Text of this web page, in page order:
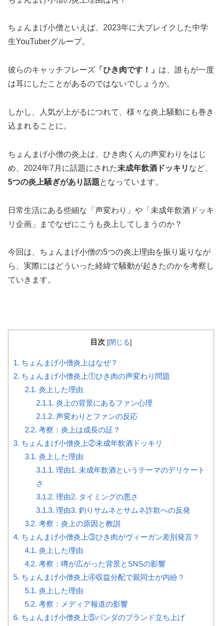
ちょんまげ小僧といえば、2023年に大ブレイクした中学
生YouTuberグループ。
彼らのキャッチフレーズ 「ひき肉です！」 は、誰もが一度
は耳にしたことがあるのではないでしょうか。
しかし、人気が上がるにつれて、様々な炎上騒動にも巻き
込まれることに。
ちょんまげ小僧の炎上は、ひき肉くんの声変わりをはじ
め、2024年7月に話題にされた未成年飲酒ドッキリ など、
5つの炎上騒ぎがあり話題となっています。
日常生活にある些細な「声変わり」や「未成年飲酒ドッキ
リ企画」までなぜにこうも炎上してしまうのか？
今回は、ちょんまげ小僧の5つの炎上理由を振り返りなが
ら、実際にはどういった経緯で騒動が起きたのかを考察し
ていきます。
目次 [閉じる]
1. ちょんまげ小僧炎上はなぜ？
2. ちょんまげ小僧炎上①ひき肉の声変わり問題
2.1. 炎上した理由
2.1.1. 炎上の背景にあるファン心理
2.1.2. 声変わりとファンの反応
2.2. 考察：炎上は成長の証？
3. ちょんまげ小僧炎上②未成年飲酒ドッキリ
3.1. 炎上した理由
3.1.1. 理由1. 未成年飲酒というテーマのデリケート
さ
3.1.2. 理由2. タイミングの悪さ
3.1.3. 理由3. 釣りサムネとサムネ詐欺への反発
3.2. 考察：炎上の原因と教訓
4. ちょんまげ小僧炎上③ひき肉がヴィーガン差別発言？
4.1. 炎上した理由
4.2. 考察：噂が広がった背景とSNSの影響
5. ちょんまげ小僧炎上④収益分配で親同士が内紛？
5.1. 炎上した理由
5.2. 考察：メディア報道の影響
6. ちょんまげ小僧炎上⑤パンダのブランド立ち上げ